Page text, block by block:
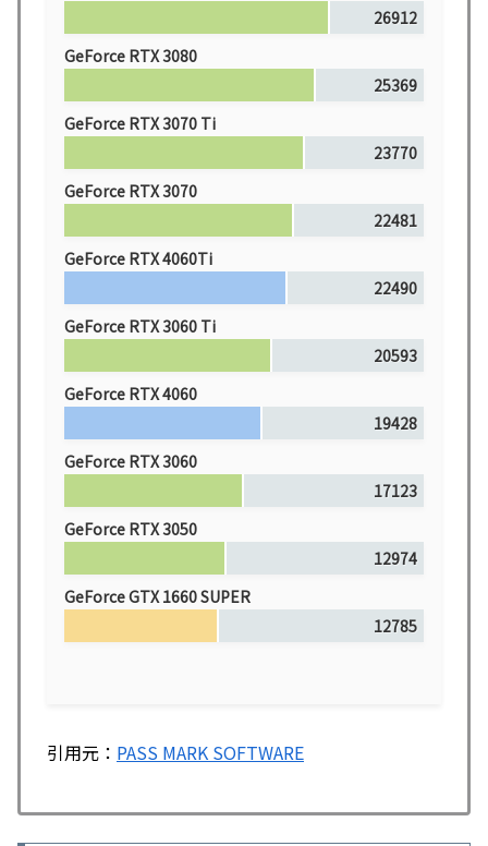
26912
GeForce RTX 3080
25369
GeForce RTX 3070 Ti
23770
GeForce RTX 3070
22481
GeForce RTX 4060Ti
22490
GeForce RTX 3060 Ti
20593
GeForce RTX 4060
19428
GeForce RTX 3060
17123
GeForce RTX 3050
12974
GeForce GTX 1660 SUPER
12785
引用元： PASS MARK SOFTWARE